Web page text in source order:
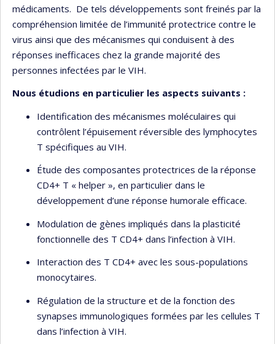
médicaments. De tels développements sont freinés par la
compréhension limitée de l’immunité protectrice contre le
virus ainsi que des mécanismes qui conduisent à des
réponses inefficaces chez la grande majorité des
personnes infectées par le VIH.
Nous étudions en particulier les aspects suivants :
Identification des mécanismes moléculaires qui
contrôlent l’épuisement réversible des lymphocytes
T spécifiques au VIH.
Étude des composantes protectrices de la réponse
CD4+ T « helper », en particulier dans le
développement d’une réponse humorale efficace.
Modulation de gènes impliqués dans la plasticité
fonctionnelle des T CD4+ dans l’infection à VIH.
Interaction des T CD4+ avec les sous-populations
monocytaires.
Régulation de la structure et de la fonction des
synapses immunologiques formées par les cellules T
dans l’infection à VIH.